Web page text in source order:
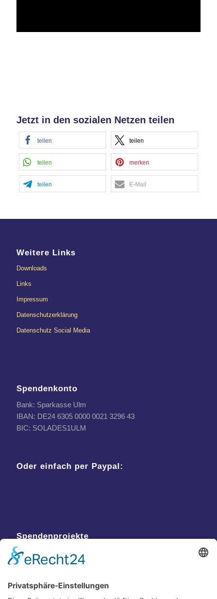
Jetzt in den sozialen Netzen teilen
teilen teilen
teilen merken
teilen E-Mail
Weitere Links
Downloads
Links
Impressum
Datenschutzerklärung
Datenschutz Social Media
Spendenkonto
Bank: Sparkasse Ulm
IBAN: DE24 6305 0000 0021 3296 43
BIC: SOLADES1ULM
Oder einfach per Paypal:
Spendenprojekte